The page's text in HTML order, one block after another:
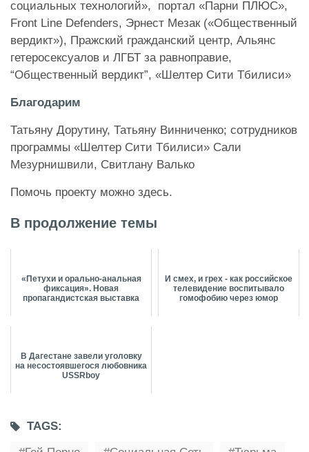
социальных технологий», портал «Парни ПЛЮС»,
Front Line Defenders, Эрнест Мезак («Общественный
вердикт»), Пражский гражданский центр, Альянс
гетеросексуалов и ЛГБТ за равноправие,
“Общественный вердикт”, «Шелтер Сити Тбилиси»
Благодарим
Татьяну Дорутину, Татьяну Винниченко; сотрудников
программы «Шелтер Сити Тбилиси» Сали
Мезурнишвили, Свитлану Валько
Помочь проекту можно здесь.
В продолжение темы
«Петухи и орально-анальная
фиксация». Новая
пропагандистская выставка
И смех, и грех - как российское
телевидение воспитывало
гомофобию через юмор
В Дагестане завели уголовку
на несостоявшегося любовника
USSRboy
TAGS: